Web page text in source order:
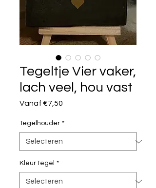
Tegeltje Vier vaker,
lach veel, hou vast
Vanaf €7,50
Tegelhouder *
Kleur tegel *